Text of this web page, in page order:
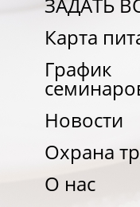
Карта
График
Новости
Охрана
О нас